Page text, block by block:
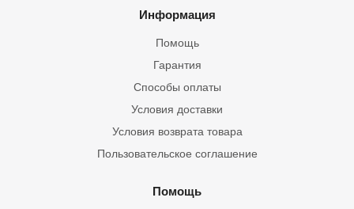
Информация
Помощь
Гарантия
Способы оплаты
Условия доставки
Условия возврата товара
Пользовательское соглашение
Помощь